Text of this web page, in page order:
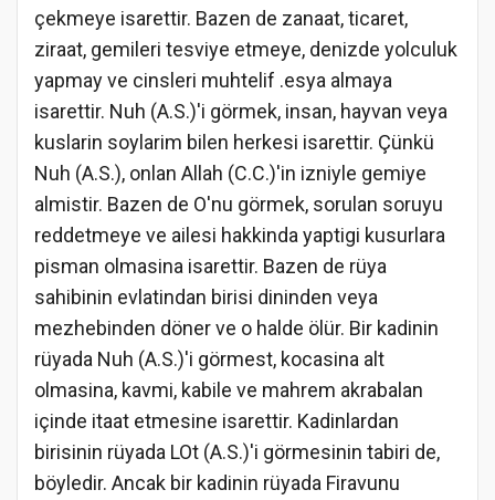
çekmeye isarettir. Bazen de zanaat, ticaret,
ziraat, gemileri tesviye etmeye, denizde yolculuk
yapmay ve cinsleri muhtelif .esya almaya
isarettir. Nuh (A.S.)'i görmek, insan, hayvan veya
kuslarin soylarim bilen herkesi isarettir. Çünkü
Nuh (A.S.), onlan Allah (C.C.)'in izniyle gemiye
almistir. Bazen de O'nu görmek, sorulan soruyu
reddetmeye ve ailesi hakkinda yaptigi kusurlara
pisman olmasina isarettir. Bazen de rüya
sahibinin evlatindan birisi dininden veya
mezhebinden döner ve o halde ölür. Bir kadinin
rüyada Nuh (A.S.)'i görmest, kocasina alt
olmasina, kavmi, kabile ve mahrem akrabalan
içinde itaat etmesine isarettir. Kadinlardan
birisinin rüyada LOt (A.S.)'i görmesinin tabiri de,
böyledir. Ancak bir kadinin rüyada Firavunu